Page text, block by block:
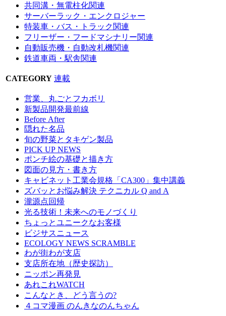
共同溝・無電柱化関連
サーバーラック・エンクロジャー
特装車・バス・トラック関連
フリーザー・フードマシナリー関連
自動販売機・自動改札機関連
鉄道車両・駅舎関連
CATEGORY 連載
営業、丸ごとフカボリ
新製品開発最前線
Before After
隠れた名品
旬の野菜とタキゲン製品
PICK UP NEWS
ポンチ絵の基礎と描き方
図面の見方・書き方
キャビネット工業会規格「CA300」集中講義
ズバッとお悩み解決 テクニカル Q and A
瀧源点回帰
光る技術！未来へのモノづくり
ちょっとユニークなお客様
ビジサスニュース
ECOLOGY NEWS SCRAMBLE
わが街わが支店
支店所在地（歴史探訪）
ニッポン再発見
あれこれWATCH
こんなとき、どう言うの?
４コマ漫画 のんきなのんちゃん